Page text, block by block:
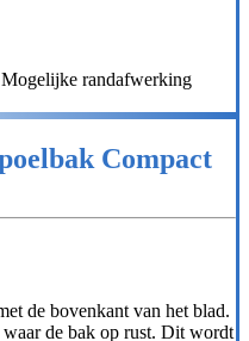
Mogelijke randafwerking
Compact
de bovenkant van het blad.
de bak op rust. Dit wordt